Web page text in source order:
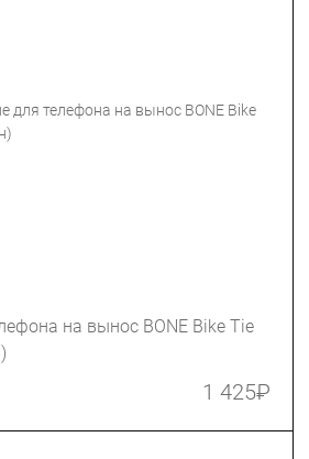
на вынос BONE Bike Tie
1 425₽